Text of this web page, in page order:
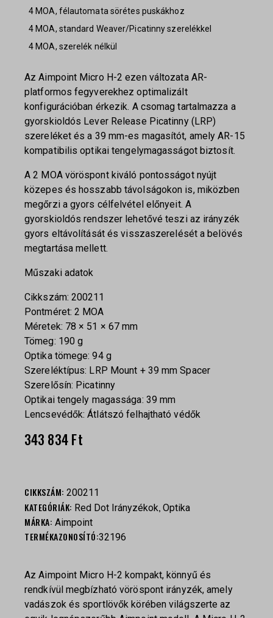
4 MOA, félautomata sörétes puskákhoz
4 MOA, standard Weaver/Picatinny szerelékkel
4 MOA, szerelék nélkül
Az Aimpoint Micro H-2 ezen változata AR-
platformos fegyverekhez optimalizált
konfigurációban érkezik. A csomag tartalmazza a
gyorskioldós Lever Release Picatinny (LRP)
szereléket és a 39 mm-es magasítót, amely AR-15
kompatibilis optikai tengelymagasságot biztosít.
A 2 MOA vöröspont kiváló pontosságot nyújt
közepes és hosszabb távolságokon is, miközben
megőrzi a gyors célfelvétel előnyeit. A
gyorskioldós rendszer lehetővé teszi az irányzék
gyors eltávolítását és visszaszerelését a belövés
megtartása mellett.
Műszaki adatok
Cikkszám: 200211
Pontméret: 2 MOA
Méretek: 78 × 51 × 67 mm
Tömeg: 190 g
Optika tömege: 94 g
Szereléktípus: LRP Mount + 39 mm Spacer
Szerelősín: Picatinny
Optikai tengely magassága: 39 mm
Lencsevédők: Átlátszó felhajtható védők
343 834Ft
CIKKSZÁM: 200211
KATEGÓRIÁK: Red Dot Irányzékok, Optika
MÁRKA: Aimpoint
TERMÉKAZONOSÍTÓ:32196
Az Aimpoint Micro H-2 kompakt, könnyű és
rendkívül megbízható vöröspont irányzék, amely
vadászok és sportlövők körében világszerte az